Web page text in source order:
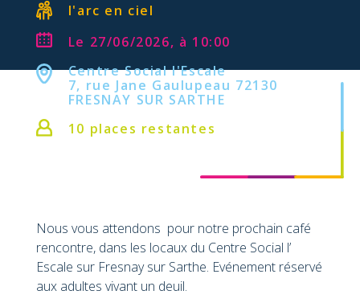
l'arc en ciel
Le 27/06/2026, à 10:00
Centre Social l'Escale
7, rue Jane Gaulupeau 72130
FRESNAY SUR SARTHE
10 places restantes
Nous vous attendons pour notre prochain café
rencontre, dans les locaux du Centre Social l’
Escale sur Fresnay sur Sarthe. Evénement réservé
aux adultes vivant un deuil.